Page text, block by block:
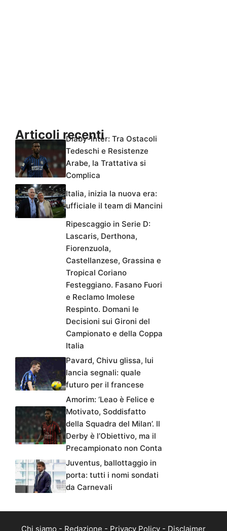
Articoli recentiDiaby-Inter: Tra Ostacoli
Tedeschi e Resistenze
Arabe, la Trattativa si
Complica
Italia, inizia la nuova era:
ufficiale il team di Mancini
Ripescaggio in Serie D:
Lascaris, Derthona,
Fiorenzuola,
Castellanzese, Grassina e
Tropical Coriano
Festeggiano. Fasano Fuori
e Reclamo Imolese
Respinto. Domani le
Decisioni sui Gironi del
Campionato e della Coppa
Italia
Pavard, Chivu glissa, lui
lancia segnali: quale
futuro per il francese
Amorim: ‘Leao è Felice e
Motivato, Soddisfatto
della Squadra del Milan’. Il
Derby è l’Obiettivo, ma il
Precampionato non Conta
Juventus, ballottaggio in
porta: tutti i nomi sondati
da Carnevali
Chi siamo - Redazione - Privacy Policy - Disclaimer